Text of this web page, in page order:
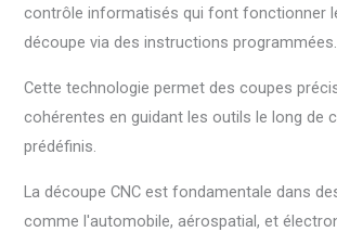
contrôle informatisés qui font fonctionner
découpe via des instructions
Cette technologie permet des coupes
cohérentes en guidant les outils le long de
prédéfinis.
La découpe CNC est fondamentale dans
comme l'automobile, aérospatial, et